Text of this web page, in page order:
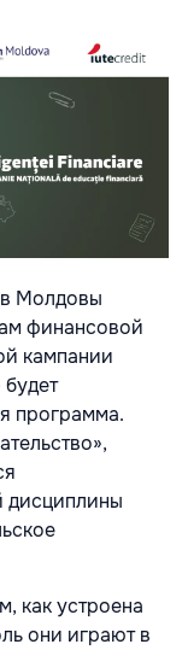
Молдовы
финансовой
кампании
программа.
дисциплины
как устроена
они играют в